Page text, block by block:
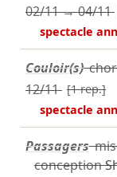
02/11→04/11
spectacle
Couloir(s)
12/11 [1 rep.]
spectacle
Passagers
conception